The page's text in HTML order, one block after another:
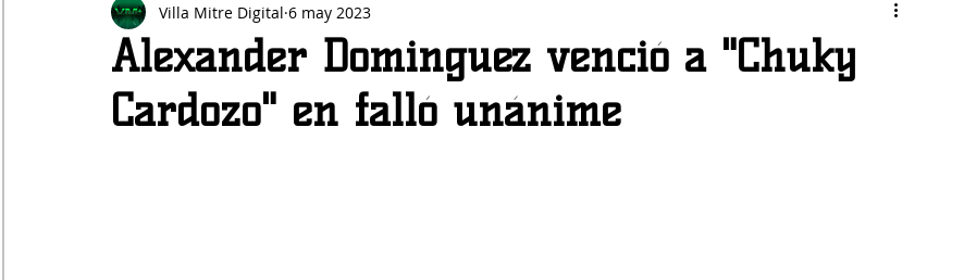
Alexander Dominguez venció a "Chuky
Cardozo" en falló unánime
Villa Mitre Digital 6 may 2023